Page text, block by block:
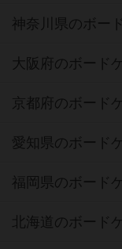
神奈川県のボー
大阪府のボード
京都府のボード
愛知県のボード
福岡県のボード
北海道のボード